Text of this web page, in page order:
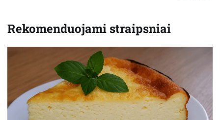
Rekomenduojami straipsniai